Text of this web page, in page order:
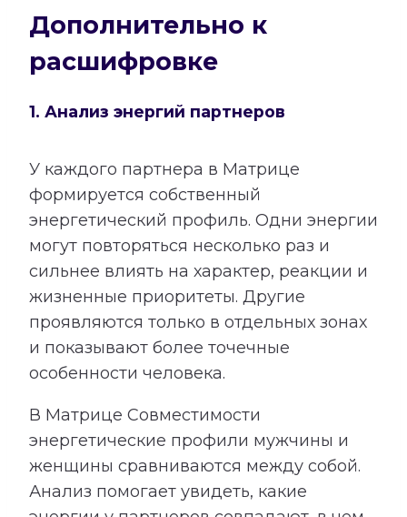
Дополнительно к
расшифровке
1. Анализ энергий партнеров
У каждого партнера в Матрице
формируется собственный
энергетический профиль. Одни энергии
могут повторяться несколько раз и
сильнее влиять на характер, реакции и
жизненные приоритеты. Другие
проявляются только в отдельных зонах
и показывают более точечные
особенности человека.
В Матрице Совместимости
энергетические профили мужчины и
женщины сравниваются между собой.
Анализ помогает увидеть, какие